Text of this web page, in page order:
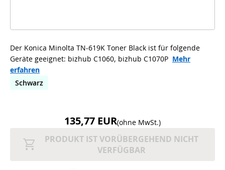
Der Konica Minolta TN-619K Toner Black ist für folgende
Geräte geeignet: bizhub C1060, bizhub C1070P Mehr
erfahren
Schwarz
135,77 EUR(ohne MwSt.)
PRODUKT IST VORÜBERGEHEND NICHT
VERFÜGBAR